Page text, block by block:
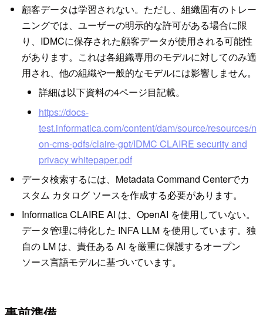
顧客データは学習されない。ただし、組織固有のトレー
ニングでは、ユーザーの明示的な許可がある場合に限
り、IDMCに保存された顧客データが使用される可能性
があります。これは各組織専用のモデルに対してのみ適
用され、他の組織や一般的なモデルには影響しません。
詳細は以下資料の4ページ目記載。
https://docs-
test.informatica.com/content/dam/source/resources/n
on-cms-pdfs/claire-gpt/IDMC CLAIRE security and
privacy whitepaper.pdf
データ検索するには、Metadata Command Centerでカ
スタム カタログ ソースを作成する必要があります。
Informatica CLAIRE AI は、OpenAI を使用していない。
データ管理に特化した INFA LLM を使用しています。独
自の LM は、責任ある AI を厳重に保護するオープン
ソース言語モデルに基づいています。